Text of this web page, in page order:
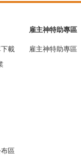
載
區
雇主神特助專區
雇主神特助專區